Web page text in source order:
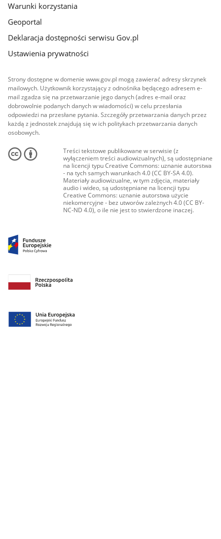
Warunki korzystania
Geoportal
Deklaracja dostępności serwisu Gov.pl
Ustawienia prywatności
Strony dostępne w domenie www.gov.pl mogą zawierać adresy skrzynek
mailowych. Użytkownik korzystający z odnośnika będącego adresem e-
mail zgadza się na przetwarzanie jego danych (adres e-mail oraz
dobrowolnie podanych danych w wiadomości) w celu przesłania
odpowiedzi na przesłane pytania. Szczegóły przetwarzania danych przez
każdą z jednostek znajdują się w ich politykach przetwarzania danych
osobowych.
Treści tekstowe publikowane w serwisie (z
wyłączeniem treści audiowizualnych), są udostępniane
na licencji typu Creative Commons: uznanie autorstwa
- na tych samych warunkach 4.0 (CC BY-SA 4.0).
Materiały audiowizualne, w tym zdjęcia, materiały
audio i wideo, są udostępniane na licencji typu
Creative Commons: uznanie autorstwa użycie
niekomercyjne - bez utworów zależnych 4.0 (CC BY-
NC-ND 4.0), o ile nie jest to stwierdzone inaczej.